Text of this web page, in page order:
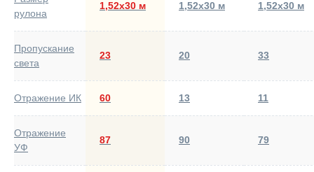
рулона
1,52х30 м 1,52х30 м 1,52х30 м
Пропускание
света
23 20 33
Отражение ИК 60 13 11
Отражение
УФ
87 90 79